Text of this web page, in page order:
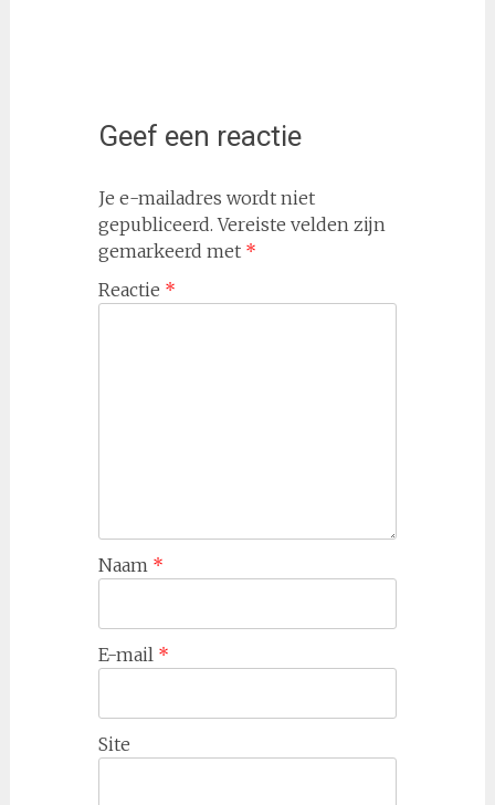
Geef een reactie
Je e-mailadres wordt niet
gepubliceerd. Vereiste velden zijn
gemarkeerd met *
Reactie *
Naam *
E-mail *
Site